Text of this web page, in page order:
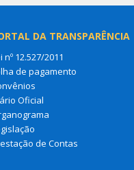
DA TRANSPARÊNCIA
nº 12.527/2011
de pagamento
Oficial
de Contas